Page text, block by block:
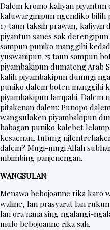
P
o
s
t
e
r
V
i
d
o
Dalem kromo kaliyan piyantun
kaluwarginipun ngendiko bilih
17 taun taksih prawan, kaliyan
piyantun sanes sak
sampun puniko manggihi
yuswanipun 25 taun sampun
piyambakipun dumateng Arab
kalih piyambakipun dumugi
puniko dalem boten manggihi
piyambakipun lampahi. Dalem
pitakenan dalem: Punopo
wangsulaken piyambakipun
babagan puniko kalebet
kesaenan, tulung
dalem? Mugi-mugi Allah
mbimbing panjenengan.
WANGSULAN:
Menawa bebojoanne rika karo
waline, lan prasyarat lan
lan ora nana sing ngalangi-
mulo bebojoanne rika sah.